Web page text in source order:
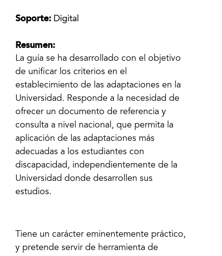
Soporte: Digital
Resumen:
La guía se ha desarrollado con el objetivo
de unificar los criterios en el
establecimiento de las adaptaciones en la
Universidad. Responde a la necesidad de
ofrecer un documento de referencia y
consulta a nivel nacional, que permita la
aplicación de las adaptaciones más
adecuadas a los estudiantes con
discapacidad, independientemente de la
Universidad donde desarrollen sus
estudios.
Tiene un carácter eminentemente práctico,
y pretende servir de herramienta de